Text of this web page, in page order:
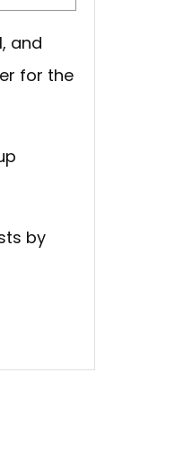
and
for the
by